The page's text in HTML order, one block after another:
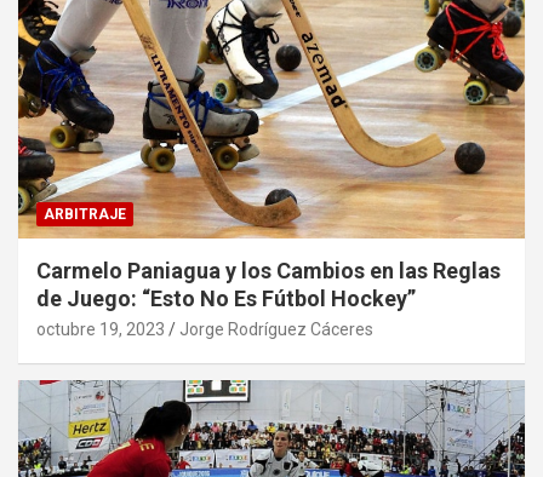
ARBITRAJE
Carmelo Paniagua y los Cambios en las Reglas
de Juego: “Esto No Es Fútbol Hockey”
octubre 19, 2023 Jorge Rodríguez Cáceres